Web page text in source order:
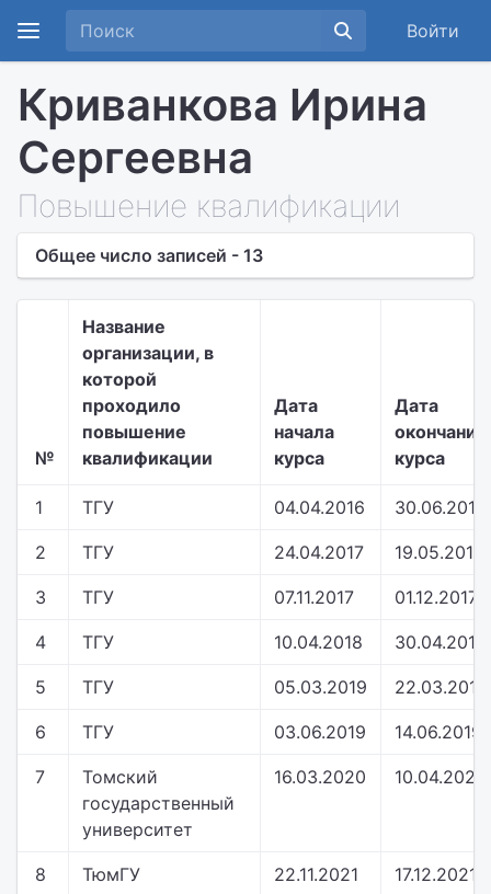
Войти
Криванкова Ирина
Сергеевна
Повышение квалификации
Общее число записей - 13
№
Название
организации, в
которой
проходило
повышение
квалификации
Дата
начала
курса
Дата
окончания
курса
1 ТГУ 04.04.2016 30.06.2016
2 ТГУ 24.04.2017 19.05.2017
3 ТГУ 07.11.2017 01.12.2017
4 ТГУ 10.04.2018 30.04.2018
5 ТГУ 05.03.2019 22.03.2019
6 ТГУ 03.06.2019 14.06.2019
7
Томский
государственный
университет
16.03.2020 10.04.2020
8 ТюмГУ 22.11.2021 17.12.2021